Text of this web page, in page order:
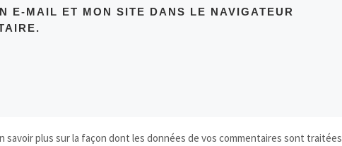
E-MAIL ET MON SITE DANS LE NAVIGATEUR
savoir plus sur la façon dont les données de vos commentaires sont traitées